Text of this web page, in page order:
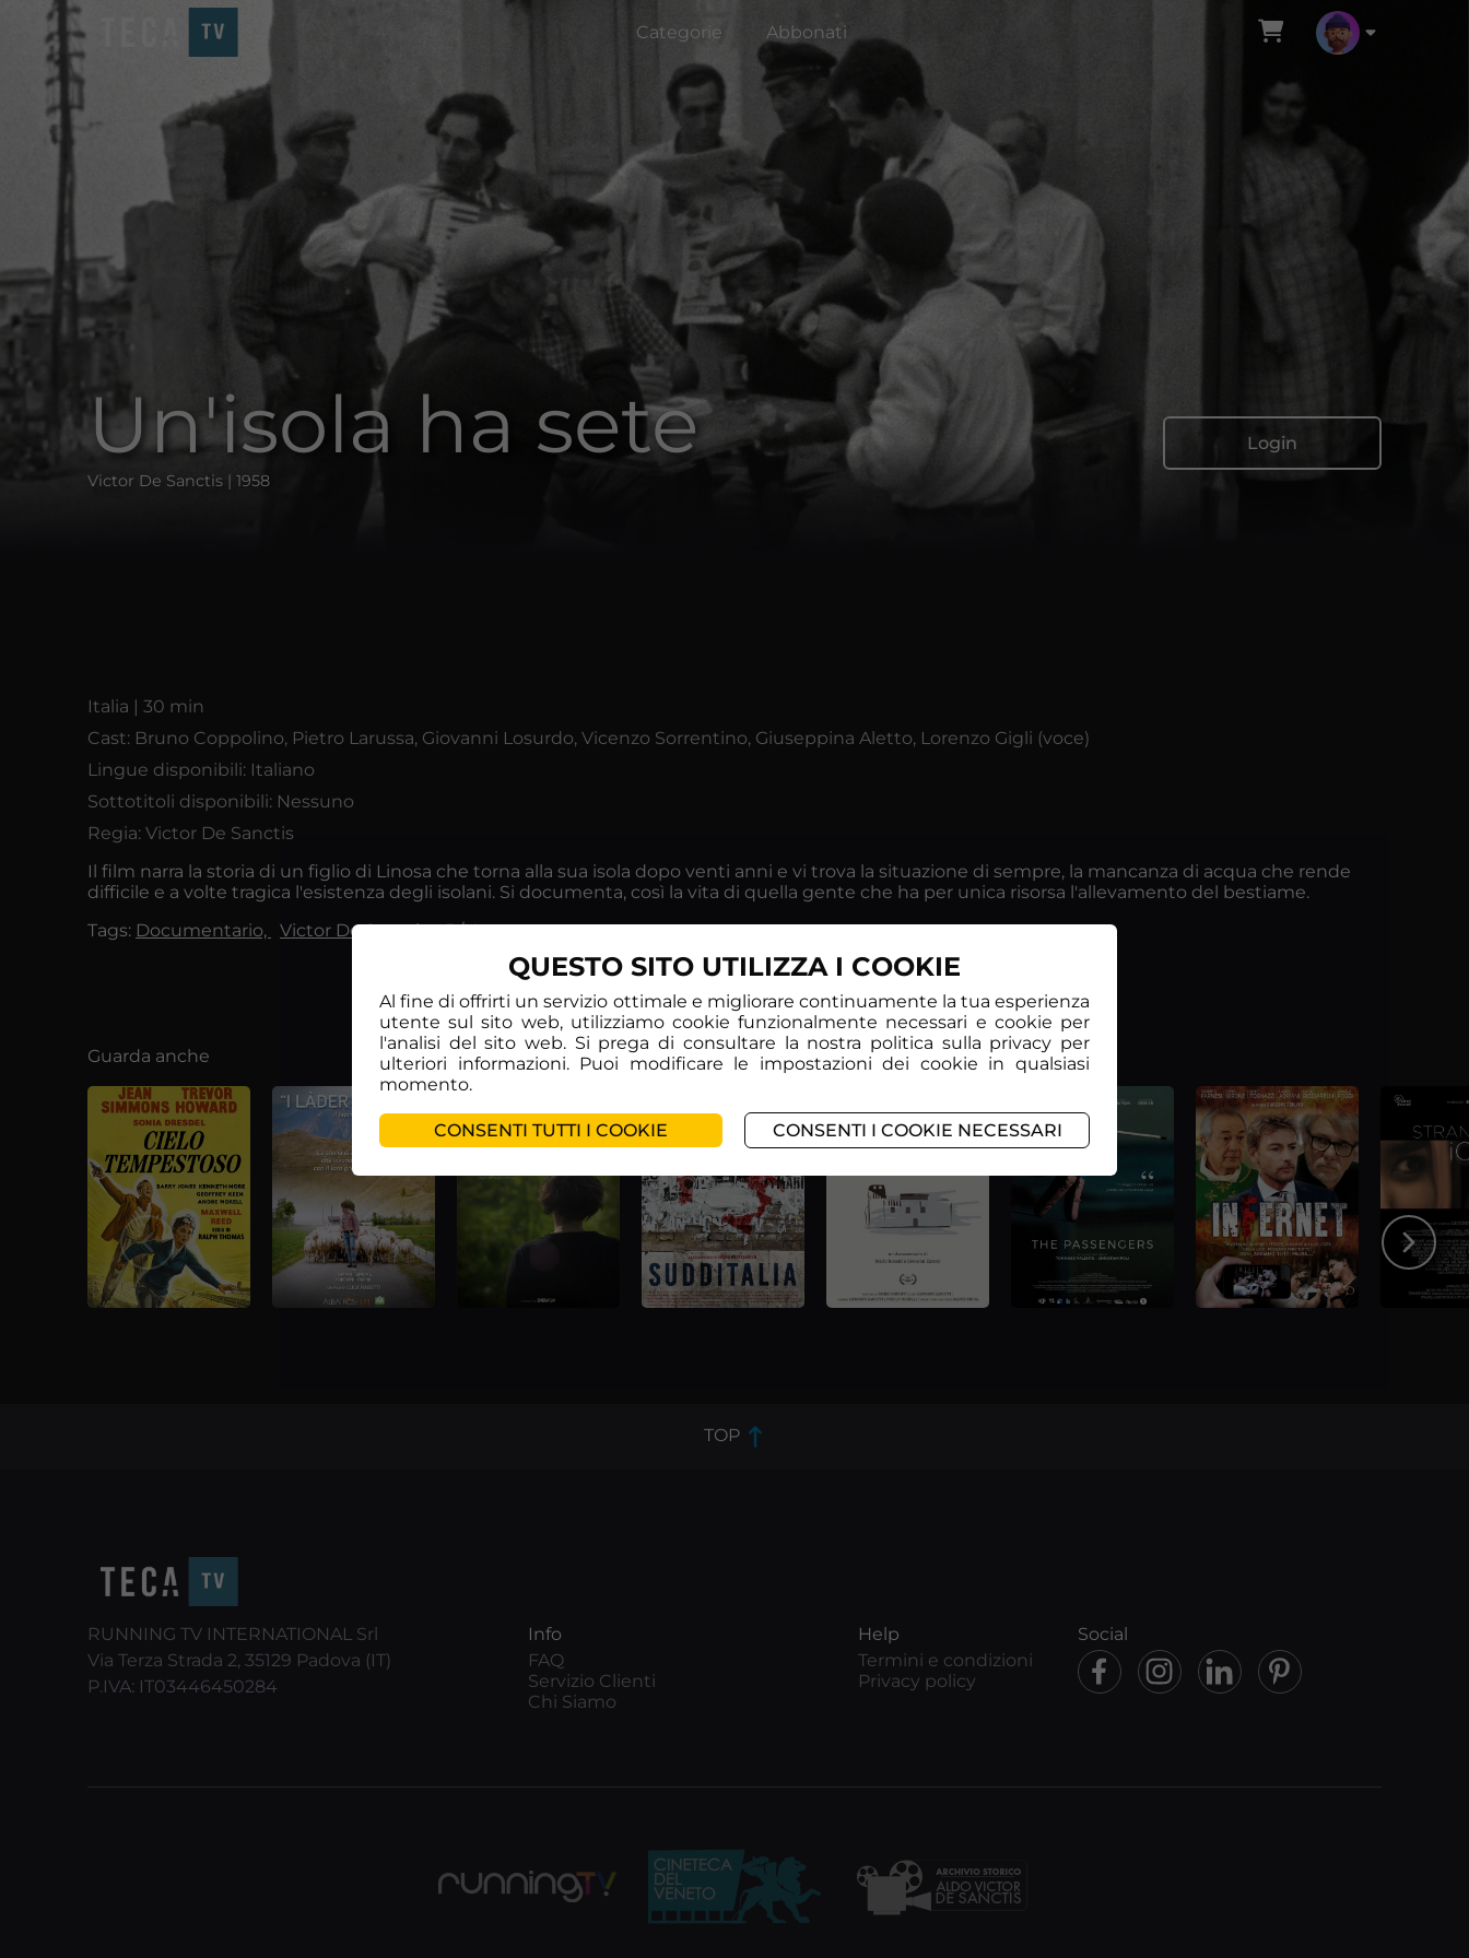
Categorie Abbonati
Un'isola ha sete
Victor De Sanctis | 1958
Login
Italia | 30 min
Cast: Bruno Coppolino, Pietro Larussa, Giovanni Losurdo, Vicenzo Sorrentino, Giuseppina Aletto, Lorenzo Gigli (voce)
Lingue disponibili: Italiano
Sottotitoli disponibili: Nessuno
Regia: Victor De Sanctis
Il film narra la storia di un figlio di Linosa che torna alla sua isola dopo venti anni e vi trova la situazione di sempre, la mancanza di acqua che rende
difficile e a volte tragica l'esistenza degli isolani. Si documenta, così la vita di quella gente che ha per unica risorsa l'allevamento del bestiame.
Tags: Documentario, Victor De Sanctis, B/N
Guarda anche
TOP
RUNNING TV INTERNATIONAL Srl
Via Terza Strada 2, 35129 Padova (IT)
P.IVA: IT03446450284
Info
FAQ
Servizio Clienti
Chi Siamo
Help
Termini e condizioni
Privacy policy
Social
QUESTO SITO UTILIZZA I COOKIE
Al fine di offrirti un servizio ottimale e migliorare continuamente la tua esperienza
utente sul sito web, utilizziamo cookie funzionalmente necessari e cookie per
l'analisi del sito web. Si prega di consultare la nostra politica sulla privacy per
ulteriori informazioni. Puoi modificare le impostazioni dei cookie in qualsiasi
momento.
CONSENTI TUTTI I COOKIE CONSENTI I COOKIE NECESSARI